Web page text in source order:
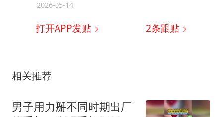
2026-05-14
打开APP发贴 2条跟贴
相关推荐
男子用力掰不同时期出厂